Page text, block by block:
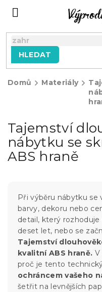
HLEDAT
Domů Materiály
Tajemství
nábytku se
ABS hraně
Při výběru nábytku se
barvy, dekoru nebo
detail, který
deset let, nebo se
Tajemství
kvalitní ABS hraně. V
proč je tento
ochráncem vašeho
šetřit na levnějších